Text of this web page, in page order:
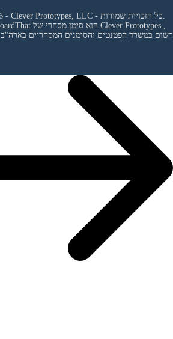
© 2026 - Clever Prototypes, LLC - כל הזכויות שמורות.
Clever Prototypes ,
ורשום במשרד הפטנטים והסימנים המסחריים בארה"ב